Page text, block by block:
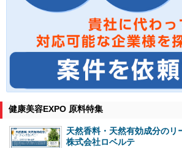
健康美容EXPO 原料特集
天然香料・天然有効成分のリ
株式会社ロベルテ